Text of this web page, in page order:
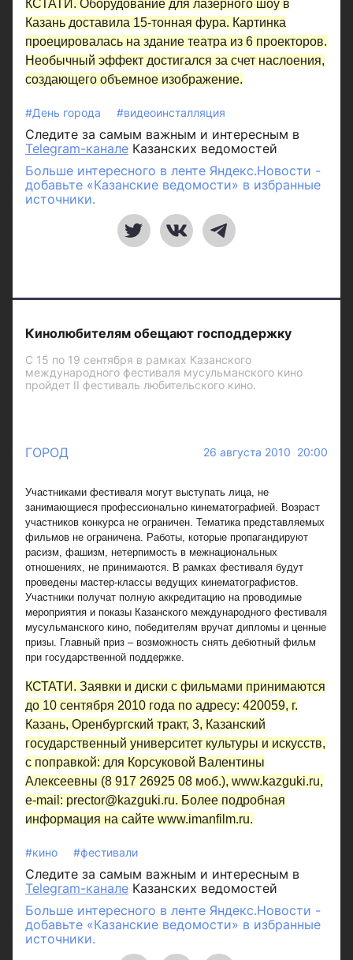
КСТАТИ. Оборудование для лазерного шоу в
Казань доставила 15-тонная фура. Картинка
проецировалась на здание театра из 6 проекторов.
Необычный эффект достигался за счет наслоения,
создающего объемное изображение.
#День города #видеоинсталляция
Следите за самым важным и интересным в
Telegram-канале Казанских ведомостей
Больше интересного в ленте Яндекс.Новости -
добавьте «Казанские ведомости» в избранные
источники.
Кинолюбителям обещают господдержку
С 15 по 19 сентября в рамках Казанского
международного фестиваля мусульманского кино
пройдет II фестиваль любительского кино.
ГОРОД 26 августа 2010 20:00
Участниками фестиваля могут выступать лица, не
занимающиеся профессионально кинематографией. Возраст
участников конкурса не ограничен. Тематика представляемых
фильмов не ограничена. Работы, которые пропагандируют
расизм, фашизм, нетерпимость в межнациональных
отношениях, не принимаются. В рамках фестиваля будут
проведены мастер-классы ведущих кинематографистов.
Участники получат полную аккредитацию на проводимые
мероприятия и показы Казанского международного фестиваля
мусульманского кино, победителям вручат дипломы и ценные
призы. Главный приз – возможность снять дебютный фильм
при государственной поддержке.
КСТАТИ. Заявки и диски с фильмами принимаются
до 10 сентября 2010 года по адресу: 420059, г.
Казань, Оренбургский тракт, 3, Казанский
государственный университет культуры и искусств,
с поправкой: для Корсуковой Валентины
Алексеевны (8 917 26925 08 моб.), www.kazguki.ru,
e-mail: prector@kazguki.ru. Более подробная
информация на сайте www.imanfilm.ru.
#кино #фестивали
Следите за самым важным и интересным в
Telegram-канале Казанских ведомостей
Больше интересного в ленте Яндекс.Новости -
добавьте «Казанские ведомости» в избранные
источники.